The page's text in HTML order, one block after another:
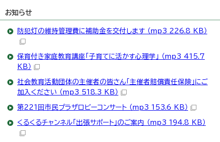
お知らせ
防犯灯の維持管理費に補助金を交付します （mp3 226.8 KB）
保育付き家庭教育講座「子育てに活かす心理学」 （mp3 415.7
KB）
社会教育活動団体の主催者の皆さん「主催者賠償責任保険」にご
加入ください （mp3 518.3 KB）
第221回市民プラザロビーコンサート （mp3 153.6 KB）
くるくるチャンネル「出張サポート」のご案内 （mp3 194.8 KB）